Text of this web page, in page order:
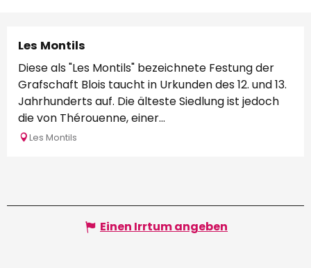
Les Montils
Diese als "Les Montils" bezeichnete Festung der
Grafschaft Blois taucht in Urkunden des 12. und 13.
Jahrhunderts auf. Die älteste Siedlung ist jedoch
die von Thérouenne, einer...
Les Montils
Einen Irrtum angeben